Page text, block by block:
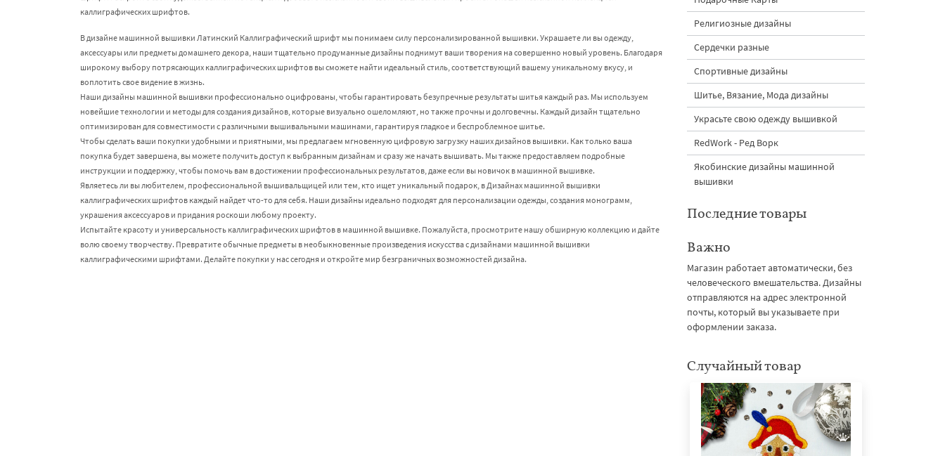
каллиграфических шрифтов.
В дизайне машинной вышивки Латинский Каллиграфический шрифт мы понимаем силу персонализированной вышивки. Украшаете ли вы одежду,
аксессуары или предметы домашнего декора, наши тщательно продуманные дизайны поднимут ваши творения на совершенно новый уровень. Благодаря
широкому выбору потрясающих каллиграфических шрифтов вы сможете найти идеальный стиль, соответствующий вашему уникальному вкусу, и
воплотить свое видение в жизнь.
Наши дизайны машинной вышивки профессионально оцифрованы, чтобы гарантировать безупречные результаты шитья каждый раз. Мы используем
новейшие технологии и методы для создания дизайнов, которые визуально ошеломляют, но также прочны и долговечны. Каждый дизайн тщательно
оптимизирован для совместимости с различными вышивальными машинами, гарантируя гладкое и беспроблемное шитье.
Чтобы сделать ваши покупки удобными и приятными, мы предлагаем мгновенную цифровую загрузку наших дизайнов вышивки. Как только ваша
покупка будет завершена, вы можете получить доступ к выбранным дизайнам и сразу же начать вышивать. Мы также предоставляем подробные
инструкции и поддержку, чтобы помочь вам в достижении профессиональных результатов, даже если вы новичок в машинной вышивке.
Являетесь ли вы любителем, профессиональной вышивальщицей или тем, кто ищет уникальный подарок, в Дизайнах машинной вышивки
каллиграфических шрифтов каждый найдет что-то для себя. Наши дизайны идеально подходят для персонализации одежды, создания монограмм,
украшения аксессуаров и придания роскоши любому проекту.
Испытайте красоту и универсальность каллиграфических шрифтов в машинной вышивке. Пожалуйста, просмотрите нашу обширную коллекцию и дайте
волю своему творчеству. Превратите обычные предметы в необыкновенные произведения искусства с дизайнами машинной вышивки
каллиграфическими шрифтами. Делайте покупки у нас сегодня и откройте мир безграничных возможностей дизайна.
Религиозные дизайны
Сердечки разные
Спортивные дизайны
Шитье, Вязание, Мода дизайны
Украсьте свою одежду вышивкой
RedWork - Ред Ворк
Якобинские дизайны машинной
вышивки
Последние товары
Важно
Магазин работает автоматически, без
человеческого вмешательства. Дизайны
отправляются на адрес электронной
почты, который вы указываете при
оформлении заказа.
Случайный товар